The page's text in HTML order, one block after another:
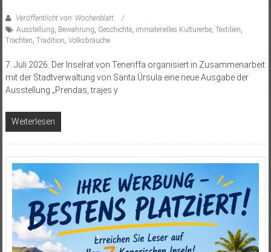
Veröffentlicht von: Wochenblatt
Ausstellung Bewahrung Geschichte, immaterielles Kulturerbe, Textilien
Trachten Tradition Volksbräuche
7. Juli 2026. Der Inselrat von Teneriffa organisiert in Zusammenarbeit
mit der Stadtverwaltung von Santa Úrsula eine neue Ausgabe der
Ausstellung „Prendas, trajes y
Weiterlesen